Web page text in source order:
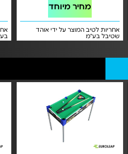
מחיר מיוחד
אחריות לטיב המוצר על ידי אוהד
שטיבל בע"מ